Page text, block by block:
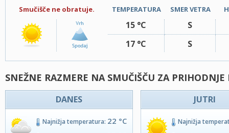
Smučišče ne obratuje. TEMPERATURA
15 °C
17 °C
SMER VETRA
S
S
SNEŽNE RAZMERE NA SMUČIŠČU ZA
DANES
Najnižja temperatura: 22 °C
JUTRI
Najnižja